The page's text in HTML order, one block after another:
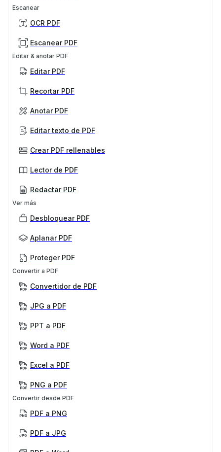
Escanear
OCR PDF
Escanear PDF
Editar & anotar PDF
Editar PDF
Recortar PDF
Anotar PDF
Editar texto de PDF
Crear PDF rellenables
Lector de PDF
Redactar PDF
Ver más
Desbloquear PDF
Aplanar PDF
Proteger PDF
Convertir a PDF
Convertidor de PDF
JPG a PDF
PPT a PDF
Word a PDF
Excel a PDF
PNG a PDF
Convertir desde PDF
PDF a PNG
PDF a JPG